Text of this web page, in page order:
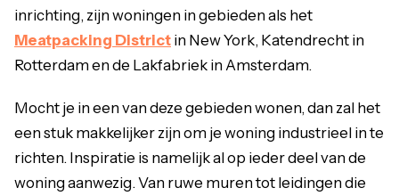
inrichting, zijn woningen in gebieden als het
Meatpacking District in New York, Katendrecht in
Rotterdam en de Lakfabriek in Amsterdam.
Mocht je in een van deze gebieden wonen, dan zal het
een stuk makkelijker zijn om je woning industrieel in te
richten. Inspiratie is namelijk al op ieder deel van de
woning aanwezig. Van ruwe muren tot leidingen die